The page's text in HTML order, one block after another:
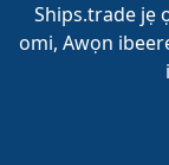
Ships.trade jẹ
omi, Awọn